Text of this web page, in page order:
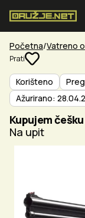
Početna Vatreno
Prati
Korišteno
Ažurirano:
Kupujem
Na upit